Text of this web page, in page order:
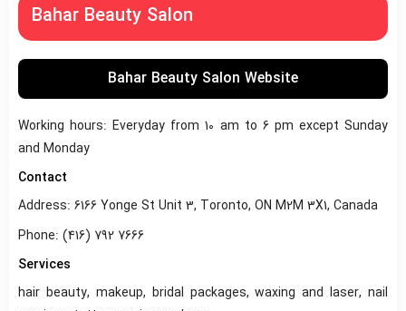
Bahar Beauty Salon
Bahar Beauty Salon Website
Working hours: Everyday from 10 am to 6 pm except Sunday
and Monday
Contact
Address: 6166 Yonge St Unit 3, Toronto, ON M2M 3X1, Canada
Phone: (416) 792 7666
Services
hair beauty, makeup, bridal packages, waxing and laser, nail